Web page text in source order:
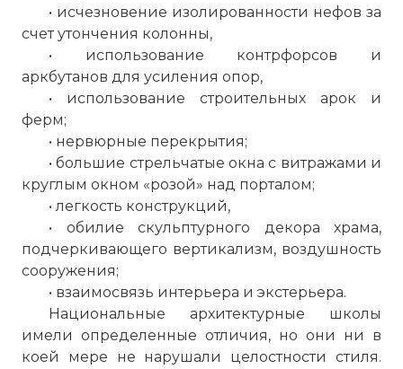
• исчезновение изолированности нефов за
счет утончения колонны,
• использование контрфорсов и
аркбутанов для усиления опор,
• использование строительных арок и
ферм;
• нервюрные перекрытия;
• большие стрельчатые окна с витражами и
круглым окном «розой» над порталом;
• легкость конструкций,
• обилие скульптурного декора храма,
подчеркивающего вертикализм, воздушность
сооружения;
• взаимосвязь интерьера и экстерьера.
Национальные архитектурные школы
имели определенные отличия, но они ни в
коей мере не нарушали целостности стиля.